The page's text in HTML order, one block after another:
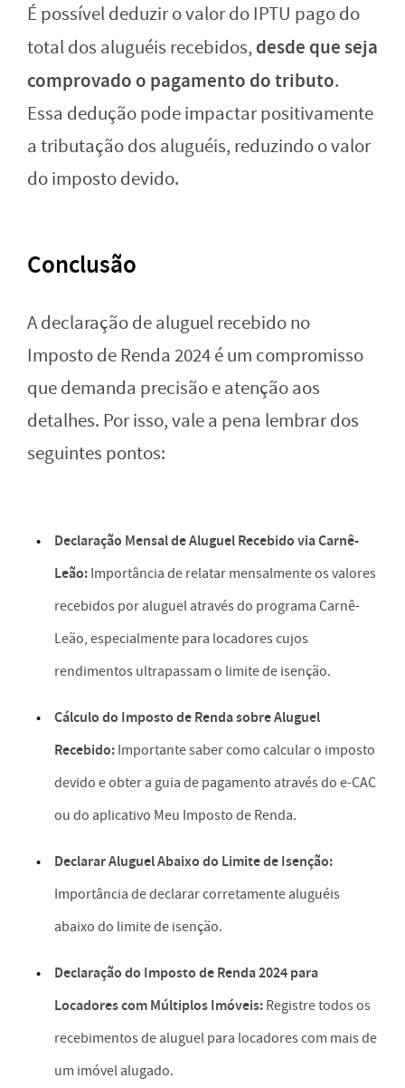
É possível deduzir o valor do IPTU pago do
total dos aluguéis recebidos, desde que seja
comprovado o pagamento do tributo.
Essa dedução pode impactar positivamente
a tributação dos aluguéis, reduzindo o valor
do imposto devido.
Conclusão
A declaração de aluguel recebido no
Imposto de Renda 2024 é um compromisso
que demanda precisão e atenção aos
detalhes. Por isso, vale a pena lembrar dos
seguintes pontos:
Declaração Mensal de Aluguel Recebido via Carnê-
Leão: Importância de relatar mensalmente os valores
recebidos por aluguel através do programa Carnê-
Leão, especialmente para locadores cujos
rendimentos ultrapassam o limite de isenção.
Cálculo do Imposto de Renda sobre Aluguel
Recebido: Importante saber como calcular o imposto
devido e obter a guia de pagamento através do e-CAC
ou do aplicativo Meu Imposto de Renda.
Declarar Aluguel Abaixo do Limite de Isenção:
Importância de declarar corretamente aluguéis
abaixo do limite de isenção.
Declaração do Imposto de Renda 2024 para
Locadores com Múltiplos Imóveis: Registre todos os
recebimentos de aluguel para locadores com mais de
um imóvel alugado.